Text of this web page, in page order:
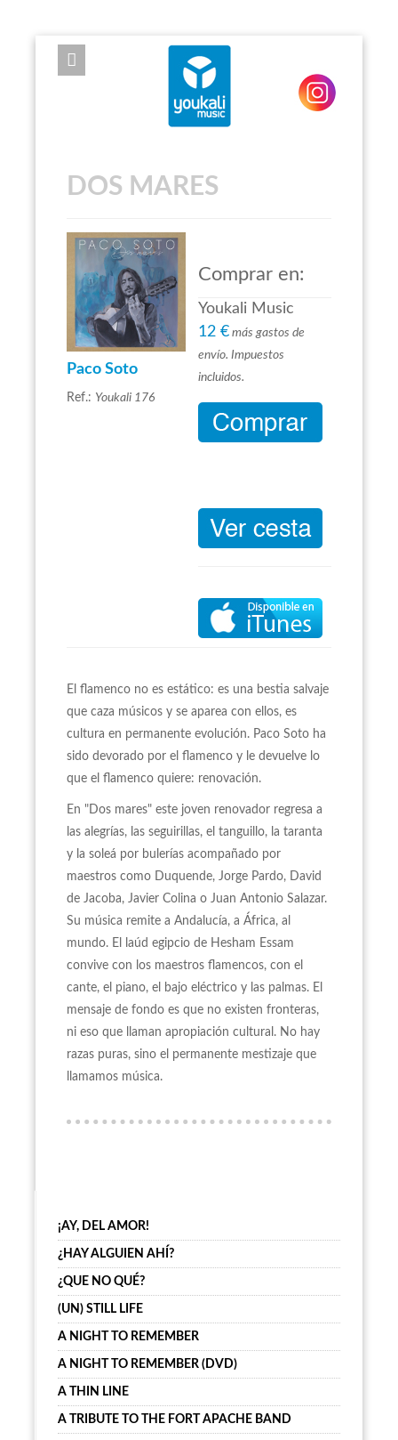
EXPOSE FRAMEWORK FOR JOOMLA 2.5 AND 3.0+
DOS MARES
Paco Soto
Ref.: Youkali 176
Comprar en:
Youkali Music
12 € más gastos de
envío. Impuestos
incluidos.
El flamenco no es estático: es una bestia salvaje
que caza músicos y se aparea con ellos, es
cultura en permanente evolución. Paco Soto ha
sido devorado por el flamenco y le devuelve lo
que el flamenco quiere: renovación.
En "Dos mares" este joven renovador regresa a
las alegrías, las seguirillas, el tanguillo, la taranta
y la soleá por bulerías acompañado por
maestros como Duquende, Jorge Pardo, David
de Jacoba, Javier Colina o Juan Antonio Salazar.
Su música remite a Andalucía, a África, al
mundo. El laúd egipcio de Hesham Essam
convive con los maestros flamencos, con el
cante, el piano, el bajo eléctrico y las palmas. El
mensaje de fondo es que no existen fronteras,
ni eso que llaman apropiación cultural. No hay
razas puras, sino el permanente mestizaje que
llamamos música.
¡AY, DEL AMOR!
¿HAY ALGUIEN AHÍ?
¿QUE NO QUÉ?
(UN) STILL LIFE
A NIGHT TO REMEMBER
A NIGHT TO REMEMBER (DVD)
A THIN LINE
A TRIBUTE TO THE FORT APACHE BAND